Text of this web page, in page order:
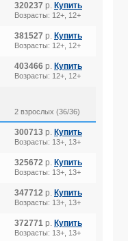
320237 р. Купить
Возрасты: 12+, 12+
381527 р. Купить
Возрасты: 12+, 12+
403466 р. Купить
Возрасты: 12+, 12+
2 взрослых (36/36)
300713 р. Купить
Возрасты: 13+, 13+
325672 р. Купить
Возрасты: 13+, 13+
347712 р. Купить
Возрасты: 13+, 13+
372771 р. Купить
Возрасты: 13+, 13+